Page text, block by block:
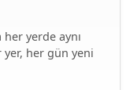
yerde aynı
her gün yeni